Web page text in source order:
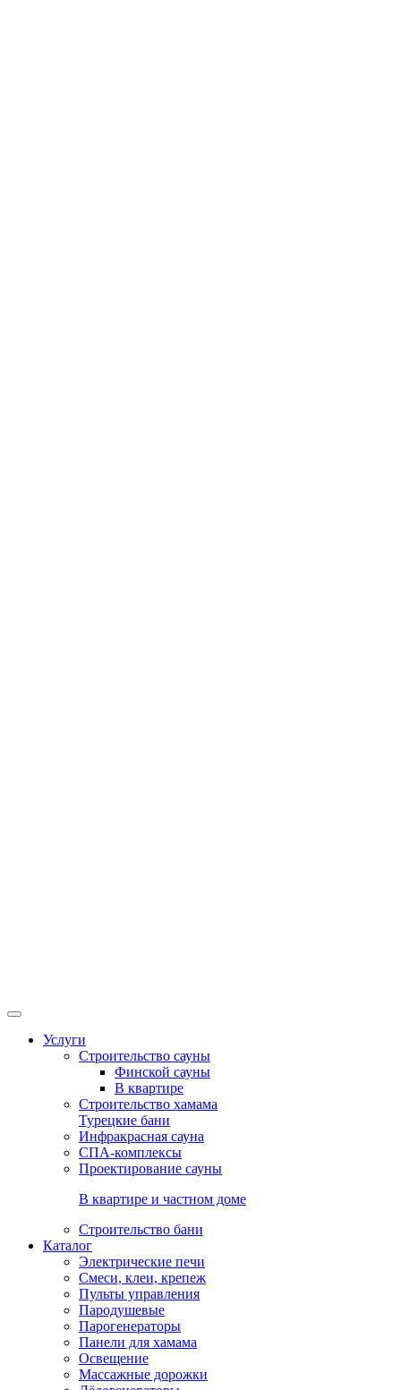
Услуги
Строительство сауны
Финской сауны
В квартире
Строительство хамама
Турецкие бани
Инфракрасная сауна
СПА-комплексы
Проектирование сауны
В квартире и частном доме
Строительство бани
Каталог
Электрические печи
Смеси, клеи, крепеж
Пульты управления
Пародушевые
Парогенераторы
Панели для хамама
Освещение
Массажные дорожки